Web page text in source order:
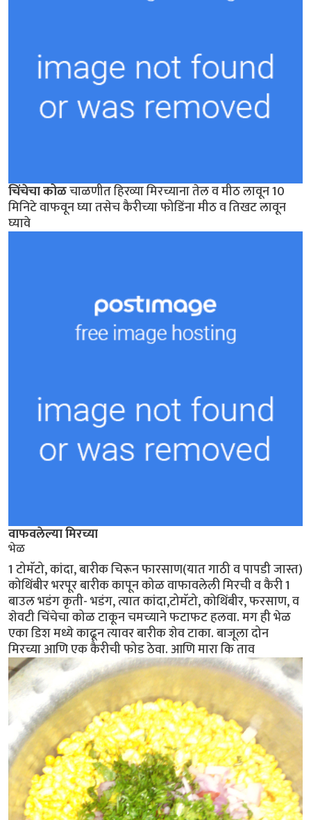
चिंचेचा कोळचाळणीत हिरव्या मिरच्याना तेल व मीठ लावून 10
मिनिटे वाफवून घ्या तसेच कैरीच्या फोडिंना मीठ व तिखट लावून
घ्यावे
वाफवलेल्या मिरच्या
भेळ
1 टोमॅटो, कांदा, बारीक चिरून फारसाण(यात गाठी व पापडी जास्त)
कोथिंबीर भरपूर बारीक कापून कोळ वाफावलेली मिरची व कैरी 1
बाउल भडंग कृती- भडंग, त्यात कांदा,टोमॅटो, कोथिंबीर, फरसाण, व
शेवटी चिंचेचा कोळ टाकून चमच्याने फटाफट हलवा. मग ही भेळ
एका डिश मध्ये काढून त्यावर बारीक शेव टाका. बाजूला दोन
मिरच्या आणि एक कैरीची फोड ठेवा. आणि मारा कि ताव